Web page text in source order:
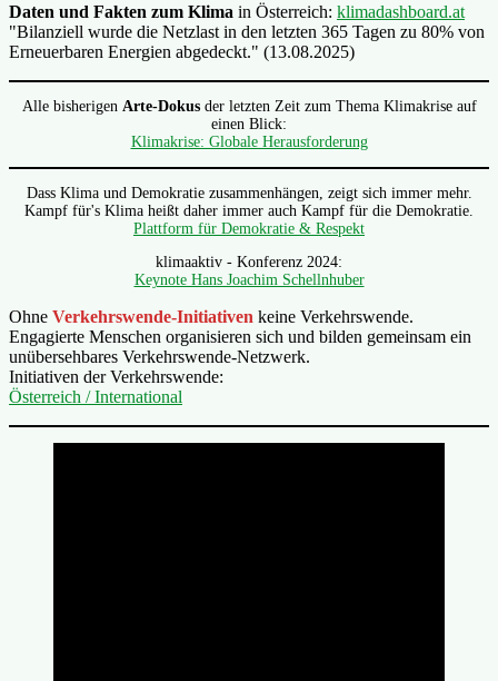
Daten und Fakten zum Klima in Österreich: klimadashboard.at
"Bilanziell wurde die Netzlast in den letzten 365 Tagen zu 80% von
Erneuerbaren Energien abgedeckt." (13.08.2025)
Alle bisherigen Arte-Dokusder letzten Zeit zum Thema Klimakrise auf
einen Blick:
Klimakrise: Globale Herausforderung
Dass Klima und Demokratie zusammenhängen, zeigt sich immer mehr.
Kampf für's Klima heißt daher immer auch Kampf für die Demokratie.
Plattform für Demokratie & Respekt
klimaaktiv - Konferenz 2024:
Keynote Hans Joachim Schellnhuber
Ohne Verkehrswende-Initiativen keine Verkehrswende.
Engagierte Menschen organisieren sich und bilden gemeinsam ein
unübersehbares Verkehrswende-Netzwerk.
Initiativen der Verkehrswende:
Österreich / International